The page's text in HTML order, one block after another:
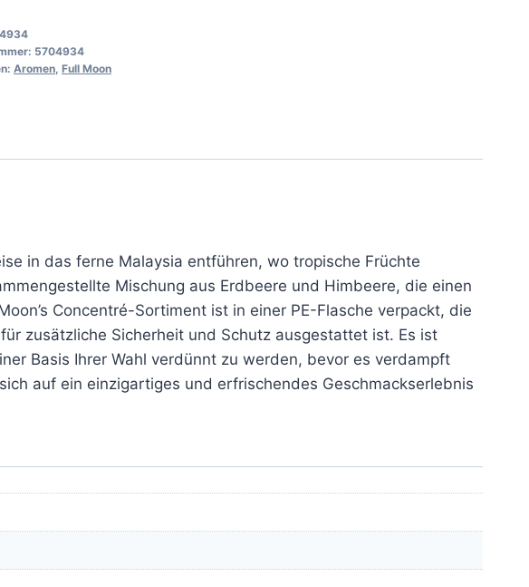
5704934
Aromen Full Moon
in das ferne Malaysia entführen, wo tropische Früchte
Mischung aus Erdbeere und Himbeere, die einen
Concentré-Sortiment ist in einer PE-Flasche verpackt, die
zusätzliche Sicherheit und Schutz ausgestattet ist. Es ist
Basis Ihrer Wahl verdünnt zu werden, bevor es verdampft
auf ein einzigartiges und erfrischendes Geschmackserlebnis